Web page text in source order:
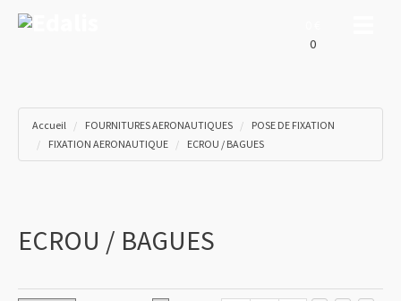
0
Accueil FOURNITURES AERONAUTIQUES
POSE DE FIXATION
FIXATION AERONAUTIQUE
ECROU / BAGUES
ECROU / BAGUES